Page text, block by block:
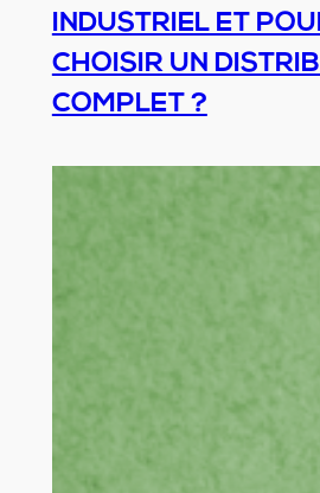
INDUSTRIEL ET
CHOISIR UN
COMPLET ?